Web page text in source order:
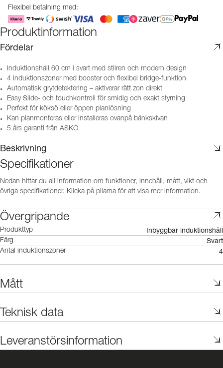
Flexibel betalning med:
Produktinformation
Fördelar
Induktionshäll 60 cm i svart med stilren och modern design
4 induktionszoner med booster och flexibel bridge-funktion
Automatisk grytdetektering – aktiverar rätt zon direkt
Easy Slide- och touchkontroll för smidig och exakt styrning
Perfekt för köksö eller öppen planlösning
Kan planmonteras eller installeras ovanpå bänkskivan
5 års garanti från ASKO
Beskrivning
Specifikationer
Nedan hittar du all information om funktioner, innehåll, mått, vikt och
övriga specifikationer. Klicka på pilarna för att visa mer information.
Övergripande
Produkttyp Inbyggbar induktionshäll
Färg Svart
Antal induktionszoner 4
Mått
Teknisk data
Leveranstörsinformation